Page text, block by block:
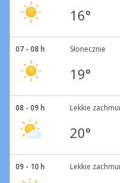
16°
07 - 08 h Słonecznie
19°
08 - 09 h Lekkie
20°
09 - 10 h Lekkie